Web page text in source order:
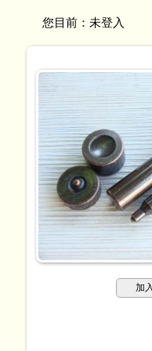
您目前： 未登入
加